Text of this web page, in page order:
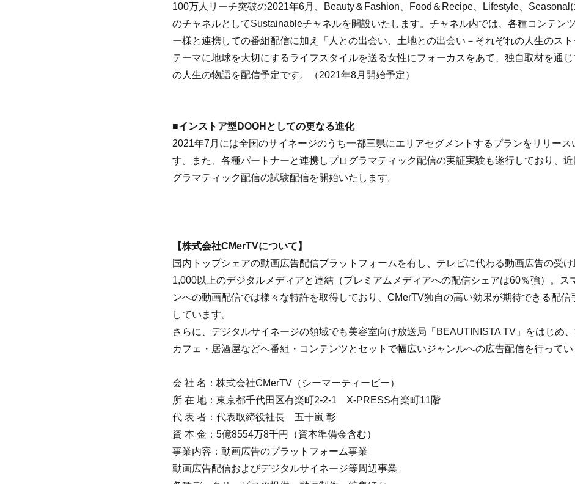
100万人リーチ突破の2021年6月、Beauty＆Fashion、Food＆Recipe、Lifestyle、Seasonal
のチャネルとしてSustainableチャネルを開設いたします。チャネル内では、各種コンテン
ー様と連携しての番組配信に加え「人との出会い、土地との出会い－それぞれの人生のス
テーマに地球を大切にするライフスタイルを送る女性にフォーカスをあて、独自取材を通
の人生の物語を配信予定です。（2021年8月開始予定）
■インストア型DOOHとしての更なる進化
2021年7月には全国のサイネージのうち一都三県にエリアセグメントするプランをリリース
す。また、各種パートナーと連携しプログラマティック配信の実証実験も遂行しており、近
グラマティック配信の試験配信を開始いたします。
【株式会社CMerTVについて】
国内トップシェアの動画広告配信プラットフォームを有し、テレビに代わる動画広告の受け
1,000以上のデジタルメディアと連結（プレミアムメディアへの配信シェアは60％強）。ス
ンへの動画配信では様々な特許を取得しており、CMerTV独自の高い効果が期待できる配信
しています。
さらに、デジタルサイネージの領域でも美容室向け放送局「BEAUTINISTA TV」をはじめ、
カフェ・居酒屋などへ番組・コンテンツとセットで幅広いジャンルへの広告配信を行ってい
会 社 名：株式会社CMerTV（シーマーティービー）
所 在 地：東京都千代田区有楽町2-2-1　X-PRESS有楽町11階
代 表 者：代表取締役社長　五十嵐 彰
資 本 金：5億8554万8千円（資本準備金含む）
事業内容：動画広告のプラットフォーム事業
動画広告配信およびデジタルサイネージ等周辺事業